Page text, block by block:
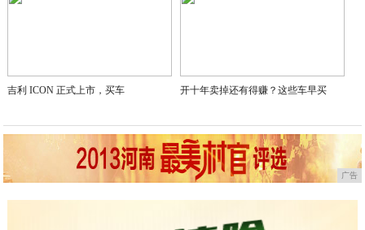
吉利 ICON 正式上市，买车 开十年卖掉还有得赚？这些车早买
广告